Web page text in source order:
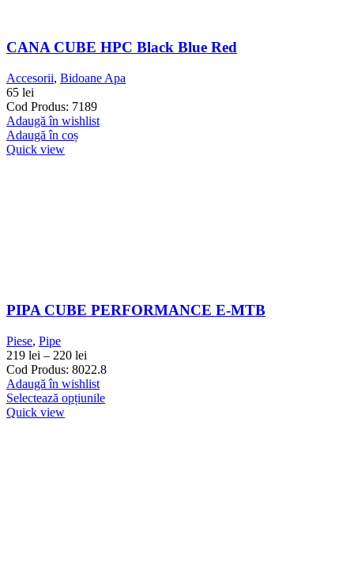
CANA CUBE HPC Black Blue Red
Accesorii, Bidoane Apa
65 lei
Cod Produs: 7189
Adaugă în wishlist
Adaugă în coș
Quick view
PIPA CUBE PERFORMANCE E-MTB
Piese, Pipe
219 lei – 220 lei
Cod Produs: 8022.8
Adaugă în wishlist
Selectează opțiunile
Quick view